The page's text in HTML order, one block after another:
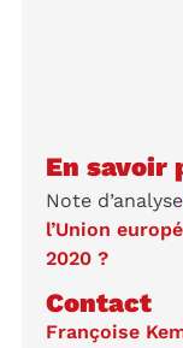
En savoir
Note d’analyse
l’Union
2020 ?
Contact
Françoise